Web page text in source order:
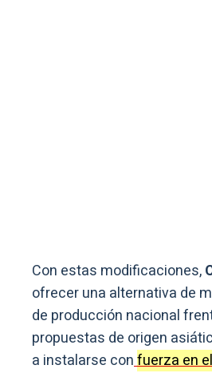
Con estas modificaciones,
ofrecer una alternativa de
de producción nacional
propuestas de origen
a instalarse confuerza en